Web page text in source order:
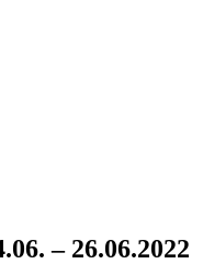
– 26.06.2022